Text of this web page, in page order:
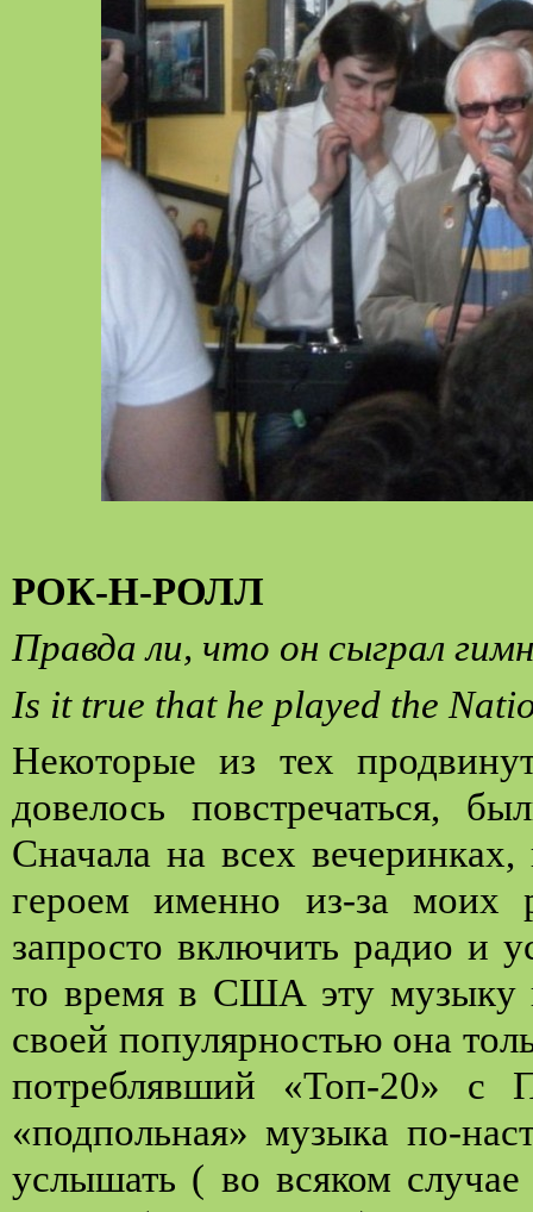
РОК-Н-РОЛЛ
Правда ли, что он сыграл
Is it true that he played the
Некоторые из тех
довелось повстречаться,
Сначала на всех
героем именно из-за моих
запросто включить радио и
то время в США эту музыку
своей популярностью она
потреблявший
«Топ-20» с
«подпольная» музыка по-
услышать ( во всяком